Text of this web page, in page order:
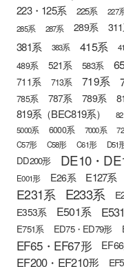
223・125系 225系 227
285系
287系 289系
381系 383系 415系
489系 521系 583系
711系 713系 719系
785系 787系 789系
819系（BEC819系）
5000系 6000系 7000系
C57形
C58形 C61形 D51
DD200形 DE10・
E001形 E26系 E127系
E231系 E233系
E353系 E501系
E751系 ED75・ED79形
EF65・EF67形
EF200・EF210形